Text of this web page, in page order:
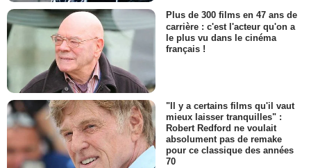
Plus de 300 films en 47 ans de
carrière : c'est l'acteur qu'on a
le plus vu dans le cinéma
français !
"Il y a certains films qu'il vaut
mieux laisser tranquilles" :
Robert Redford ne voulait
absolument pas de remake
pour ce classique des années
70